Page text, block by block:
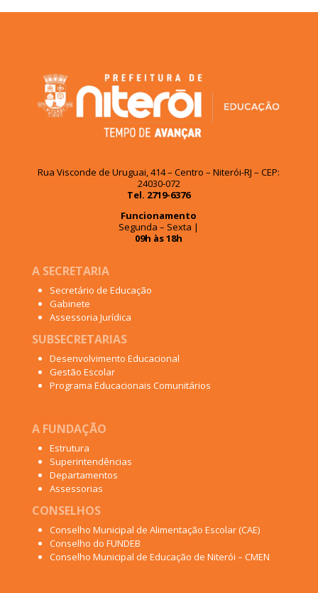
Rua Visconde de Uruguai, 414 – Centro – Niterói-RJ – CEP:
24030-072
Tel. 2719-6376
Funcionamento
Segunda – Sexta |
09h às 18h
A SECRETARIA
Secretário de Educação
Gabinete
Assessoria Jurídica
SUBSECRETARIAS
Desenvolvimento Educacional
Gestão Escolar
Programa Educacionais Comunitários
A FUNDAÇÃO
Estrutura
Superintendências
Departamentos
Assessorias
CONSELHOS
Conselho Municipal de Alimentação Escolar (CAE)
Conselho do FUNDEB
Conselho Municipal de Educação de Niterói – CMEN